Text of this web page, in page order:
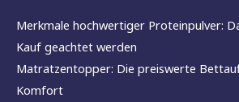
Merkmale hochwertiger Proteinpulver:
Kauf geachtet werden
Matratzentopper: Die preiswerte
Komfort